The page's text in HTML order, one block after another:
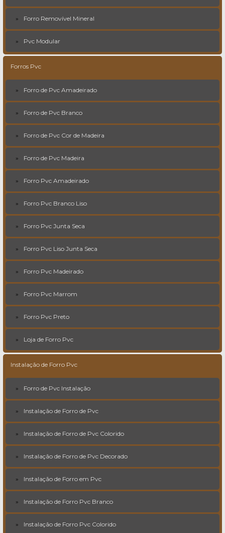
Forro Removível Mineral
Pvc Modular
Forros Pvc
Forro de Pvc Amadeirado
Forro de Pvc Branco
Forro de Pvc Cor de Madeira
Forro de Pvc Madeira
Forro Pvc Amadeirado
Forro Pvc Branco Liso
Forro Pvc Junta Seca
Forro Pvc Liso Junta Seca
Forro Pvc Madeirado
Forro Pvc Marrom
Forro Pvc Preto
Loja de Forro Pvc
Instalação de Forro Pvc
Forro de Pvc Instalação
Instalação de Forro de Pvc
Instalação de Forro de Pvc Colorido
Instalação de Forro de Pvc Decorado
Instalação de Forro em Pvc
Instalação de Forro Pvc Branco
Instalação de Forro Pvc Colorido